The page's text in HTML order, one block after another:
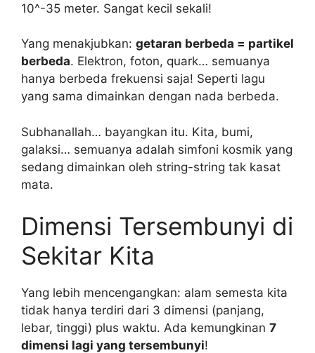
10^-35 meter. Sangat kecil sekali!
Yang menakjubkan: getaran berbeda = partikel
berbeda. Elektron, foton, quark… semuanya
hanya berbeda frekuensi saja! Seperti lagu
yang sama dimainkan dengan nada berbeda.
Subhanallah… bayangkan itu. Kita, bumi,
galaksi… semuanya adalah simfoni kosmik yang
sedang dimainkan oleh string-string tak kasat
mata.
Dimensi Tersembunyi di
Sekitar Kita
Yang lebih mencengangkan: alam semesta kita
tidak hanya terdiri dari 3 dimensi (panjang,
lebar, tinggi) plus waktu. Ada kemungkinan 7
dimensi lagi yang tersembunyi!